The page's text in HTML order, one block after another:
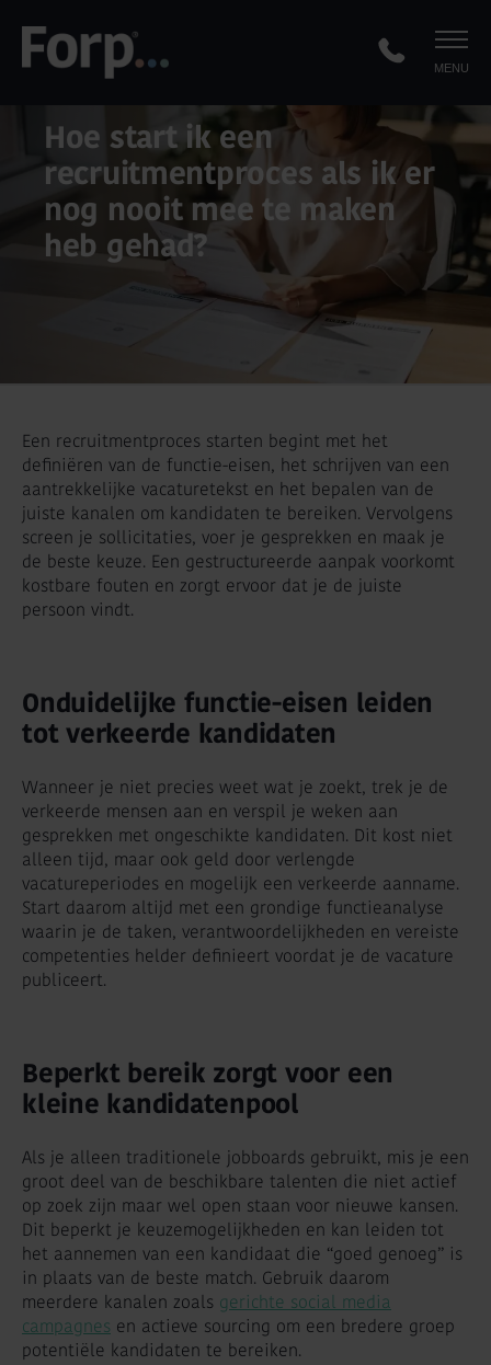
MENU
Hoe start ik een
recruitmentproces als ik er
nog nooit mee te maken
heb gehad?
Een recruitmentproces starten begint met het
definiëren van de functie-eisen, het schrijven van een
aantrekkelijke vacaturetekst en het bepalen van de
juiste kanalen om kandidaten te bereiken. Vervolgens
screen je sollicitaties, voer je gesprekken en maak je
de beste keuze. Een gestructureerde aanpak voorkomt
kostbare fouten en zorgt ervoor dat je de juiste
persoon vindt.
Onduidelijke functie-eisen leiden
tot verkeerde kandidaten
Wanneer je niet precies weet wat je zoekt, trek je de
verkeerde mensen aan en verspil je weken aan
gesprekken met ongeschikte kandidaten. Dit kost niet
alleen tijd, maar ook geld door verlengde
vacatureperiodes en mogelijk een verkeerde aanname.
Start daarom altijd met een grondige functieanalyse
waarin je de taken, verantwoordelijkheden en vereiste
competenties helder definieert voordat je de vacature
publiceert.
Beperkt bereik zorgt voor een
kleine kandidatenpool
Als je alleen traditionele jobboards gebruikt, mis je een
groot deel van de beschikbare talenten die niet actief
op zoek zijn maar wel open staan voor nieuwe kansen.
Dit beperkt je keuzemogelijkheden en kan leiden tot
het aannemen van een kandidaat die “goed genoeg” is
in plaats van de beste match. Gebruik daarom
meerdere kanalen zoals gerichte social media
campagnes en actieve sourcing om een bredere groep
potentiële kandidaten te bereiken.